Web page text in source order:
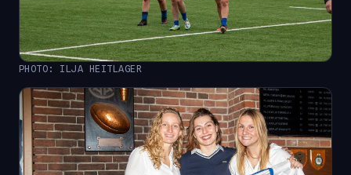
PHOTO: ILJA HEITLAGER